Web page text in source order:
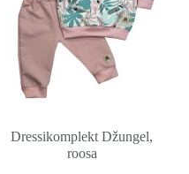
Dressikomplekt Džungel,
roosa